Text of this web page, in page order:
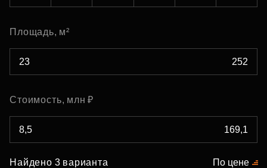
Площадь, м²
Стоимость, млн ₽
Найдено 3 варианта По цене